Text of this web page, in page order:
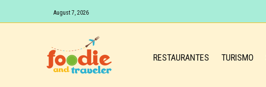
August 7, 2026
RESTAURANTES TURISMO